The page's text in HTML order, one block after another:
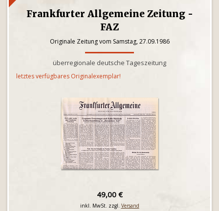
Frankfurter Allgemeine Zeitung -
FAZ
Originale Zeitung vom Samstag, 27.09.1986
überregionale deutsche Tageszeitung
letztes verfügbares Originalexemplar!
49,00 €
inkl. MwSt. zzgl. Versand